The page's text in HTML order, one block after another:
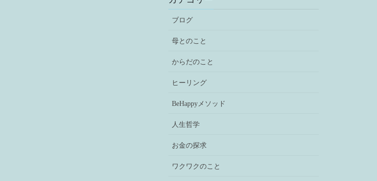
ブログ
母とのこと
からだのこと
ヒーリング
BeHappyメソッド
人生哲学
お金の探求
ワクワクのこと